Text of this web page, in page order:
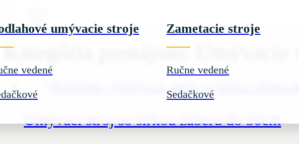
umývacie stroje
vedené
Zametacie stroje
Ručne vedené
Sedačkové
Kategória prenájom:
Umývací stroj so šírkou záberu do 50cm